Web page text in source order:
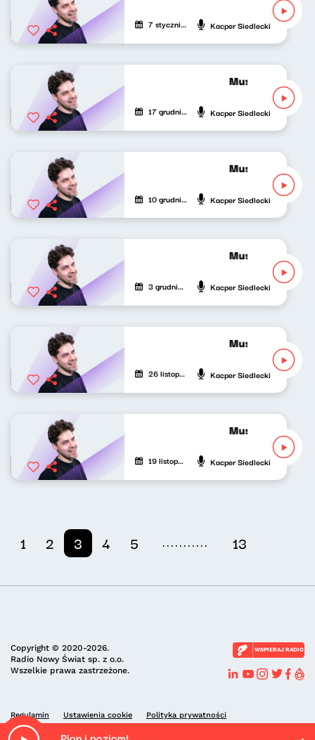
7 stycznia 2026 Kacper Siedlecki
Musicalowe
17 grudnia 2025 Kacper Siedlecki
Musicalowe
10 grudnia 2025 Kacper Siedlecki
Musicalowe
3 grudnia 2025 Kacper Siedlecki
Musicalowe
26 listopada 2025 Kacper Siedlecki
Musicalowe
19 listopada 2025 Kacper Siedlecki
1 2 3 4 5 ........... 13
Copyright © 2020-2026.
Radio Nowy Świat sp. z o.o.
Wszelkie prawa zastrzeżone.
WSPIERAJ RADIO
Regulamin Ustawienia cookie Polityka prywatności